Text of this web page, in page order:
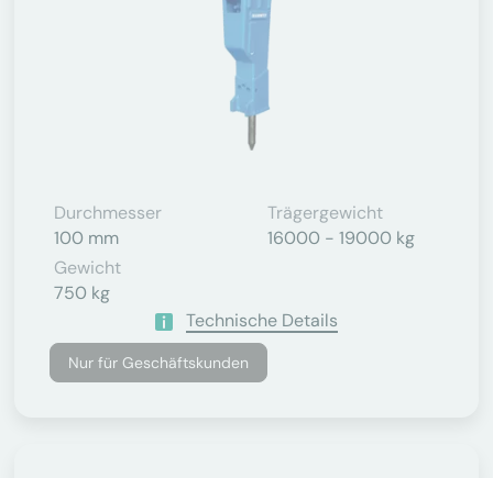
Durchmesser
100 mm
Trägergewicht
16000 - 19000 kg
Gewicht
750 kg
Technische Details
Nur für Geschäftskunden